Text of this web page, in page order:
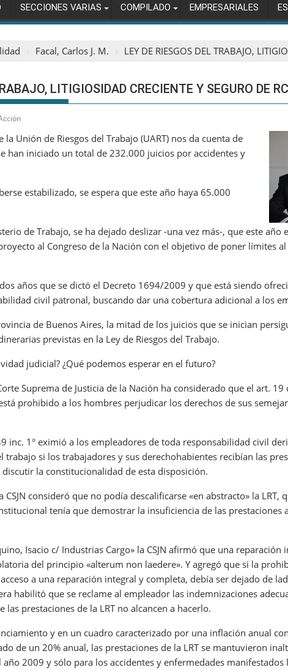
SECCIONES VARIAS COMPILADO EMPRESARIALES
Facal, Carlos J. M. LEY DE RIESGOS DEL TRABAJO,
LITIGIOSIDAD CRECIENTE Y SEGURO DE
Unión de Riesgos del Trabajo (UART) nos da cuenta de
han iniciado un total de 232.000 juicios por accidentes y
estabilizado, se espera que este año haya 65.000
de Trabajo, se ha dejado deslizar -una vez más-, que este año
al Congreso de la Nación con el objetivo de poner límites
años que se dictó el Decreto 1694/2009 y que está siendo
civil patronal, buscando dar una cobertura adicional a los
de Buenos Aires, la mitad de los juicios que se inician
previstas en la Ley de Riesgos del Trabajo.
judicial? ¿Qué podemos esperar en el futuro?
Suprema de Justicia de la Nación ha considerado que el art. 19
prohibido a los hombres perjudicar los derechos de sus
inc. 1° eximió a los empleadores de toda responsabilidad civil
trabajo si los trabajadores y sus derechohabientes recibían las
la constitucionalidad de esta disposición.
CSJN consideró que no podía descalificarse «en abstracto» la LRT,
tenía que demostrar la insuficiencia de las prestaciones
Isacio c/ Industrias Cargo» la CSJN afirmó que una reparación
del principio «alterum non laedere». Y agregó que si la
a una reparación integral y completa, debía ser dejado de
habilitó que se reclame al empleador las indemnizaciones
prestaciones de la LRT no alcancen a hacerlo.
y en un cuadro caracterizado por una inflación anual
de un 20% anual, las prestaciones de la LRT se mantuvieron
2009 y sólo para los accidentes y enfermedades manifestados